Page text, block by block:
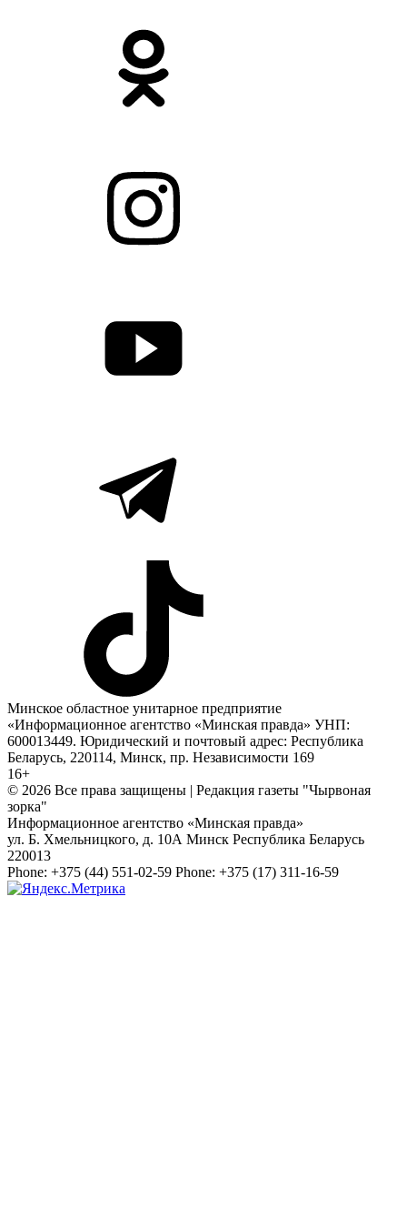
Минское областное унитарное предприятие
«Информационное агентство «Минская правда» УНП:
600013449. Юридический и почтовый адрес: Республика
Беларусь, 220114, Минск, пр. Независимости 169
16+
© 2026 Все права защищены | Редакция газеты "Чырвоная
зорка"
Информационное агентство «Минская правда»
ул. Б. Хмельницкого, д. 10А Минск Республика Беларусь
220013
Phone: +375 (44) 551-02-59 Phone: +375 (17) 311-16-59